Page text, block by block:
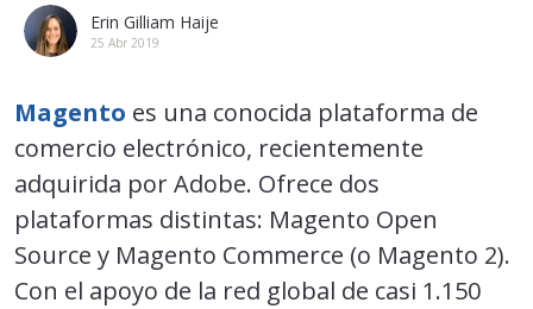
Erin Gilliam Haije
25 Abr 2019
Magento es una conocida plataforma de
comercio electrónico, recientemente
adquirida por Adobe. Ofrece dos
plataformas distintas: Magento Open
Source y Magento Commerce (o Magento 2).
Con el apoyo de la red global de casi 1.150